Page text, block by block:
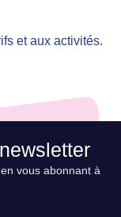
et aux activités.
vous abonnant à